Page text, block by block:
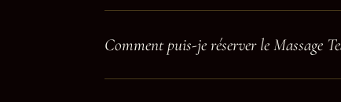
Comment puis-je réserver le Massage